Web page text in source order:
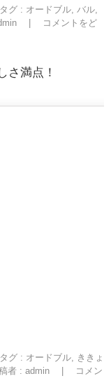
タグ : オードブル, バル,
コメントをど
しさ満点！
タグ : オードブル, ききょ
者 : admin
コメン